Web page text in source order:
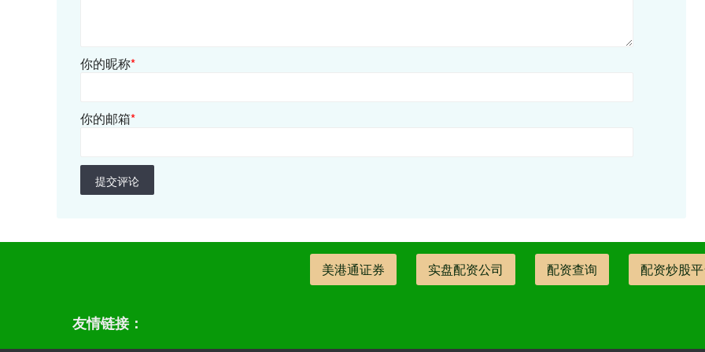
你的昵称*
你的邮箱*
提交评论
美港通证券 实盘配资公司 配资查询 配资炒股
友情链接：